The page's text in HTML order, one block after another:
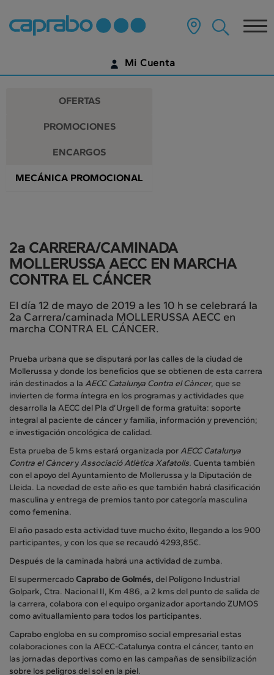
Promociones
y
descuentos
en
nuestros
supermercados
contenido
página
Mi Cuenta
¿AÚN NO TIENES UNA CUENTA DIGITAL?
OFERTAS
PROMOCIONES
ENCARGOS
MECÁNICA PROMOCIONAL
2a CARRERA/CAMINADA
MOLLERUSSA AECC EN MARCHA
CONTRA EL CÁNCER
El día 12 de mayo de 2019 a les 10 h se celebrará la
2a Carrera/caminada MOLLERUSSA AECC en
marcha CONTRA EL CÁNCER.
Prueba urbana que se disputará por las calles de la ciudad de
Mollerussa y donde los beneficios que se obtienen de esta carrera
irán destinados a la AECC Catalunya Contra el Càncer, que se
invierten de forma íntegra en los programas y actividades que
desarrolla la AECC del Pla d’Urgell de forma gratuita: soporte
integral al paciente de cáncer y familia, información y prevención;
e investigación oncológica de calidad.
Esta prueba de 5 kms estará organizada porAECC Catalunya
Contra el CànceryAssociació Atlètica Xafatolls. Cuenta también
con el apoyo del Ayuntamiento de Mollerussa y la Diputación de
Lleida. La novedad de este año es que también habrá clasificación
masculina y entrega de premios tanto por categoría masculina
como femenina.
El año pasado esta actividad tuve mucho éxito, llegando a los 900
participantes, y con los que se recaudó 4293,85€.
Después de la caminada habrá una actividad de zumba.
El supermercadoCaprabo de Golmés, del Polígono Industrial
Golpark, Ctra. Nacional II, Km 486, a 2 kms del punto de salida de
la carrera, colabora con el equipo organizador aportando ZUMOS
como avituallamiento para todos los participantes.
Caprabo engloba en su compromiso social empresarial estas
colaboraciones con la AECC-Catalunya contra el cáncer, tanto en
las jornadas deportivas como en las campañas de sensibilización
sobre los peligros del sol en la piel.